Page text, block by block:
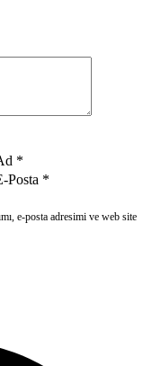
*
Posta *
e-posta adresimi ve web site